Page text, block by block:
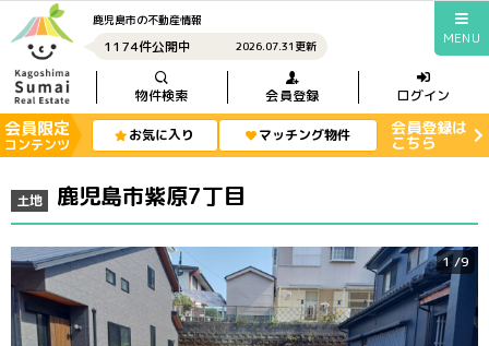
鹿児島市の不動産情報
1174件公開中 2026.07.31更新 MENU
物件検索 会員登録 ログイン
会員限定
コンテンツ
お気に入り マッチング物件 会員登録は
こちら
土地 鹿児島市紫原7丁目
1/9